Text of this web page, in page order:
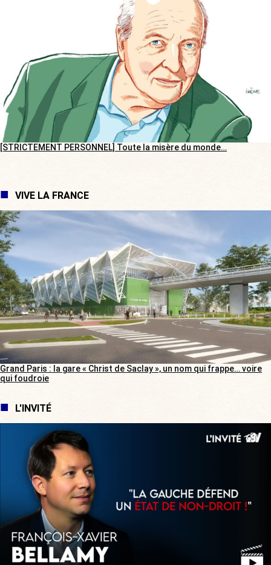
[STRICTEMENT PERSONNEL] Toute la misère du monde…
VIVE LA FRANCE
Grand Paris : la gare « Christ de Saclay », un nom qui frappe… voire
qui foudroie
L'INVITÉ